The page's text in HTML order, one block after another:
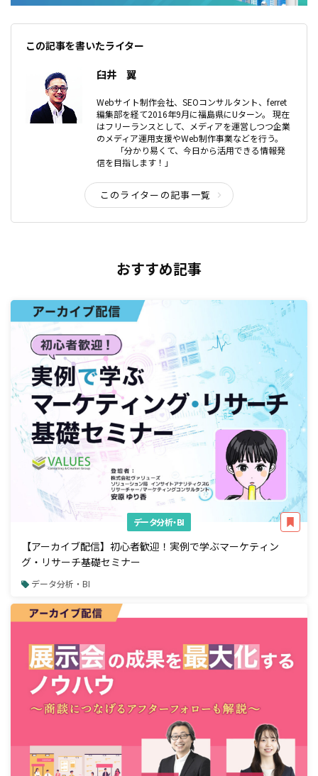
この記事を書いたライター
臼井 翼
Webサイト制作会社、SEOコンサルタント、ferret
編集部を経て2016年9月に福島県にUターン。 現在
はフリーランスとして、メディアを運営しつつ企業
のメディア運用支援やWeb制作事業などを行う。
「分かり易くて、今日から活用できる情報発
信を目指します！」
このライターの記事一覧
おすすめ記事
データ分析・BI
【アーカイブ配信】初心者歓迎！実例で学ぶマーケティン
グ・リサーチ基礎セミナー
データ分析・BI